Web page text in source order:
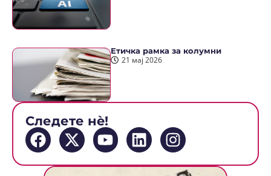
Етичка рамка за колумни
21 мај 2026
Следете нè!